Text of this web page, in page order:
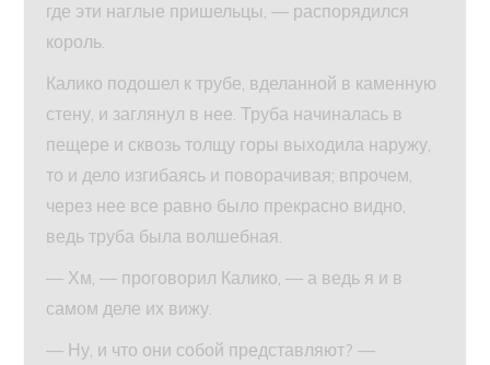
где эти наглые пришельцы, — распорядился
король.
Калико подошел к трубе, вделанной в каменную
стену, и заглянул в нее. Труба начиналась в
пещере и сквозь толщу горы выходила наружу,
то и дело изгибаясь и поворачивая; впрочем,
через нее все равно было прекрасно видно,
ведь труба была волшебная.
— Хм, — проговорил Калико, — а ведь я и в
самом деле их вижу.
— Ну, и что они собой представляют? —